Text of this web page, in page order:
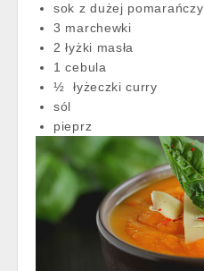
sok z dużej pomarańczy
3 marchewki
2 łyżki masła
1 cebula
½ łyżeczki curry
sól
pieprz